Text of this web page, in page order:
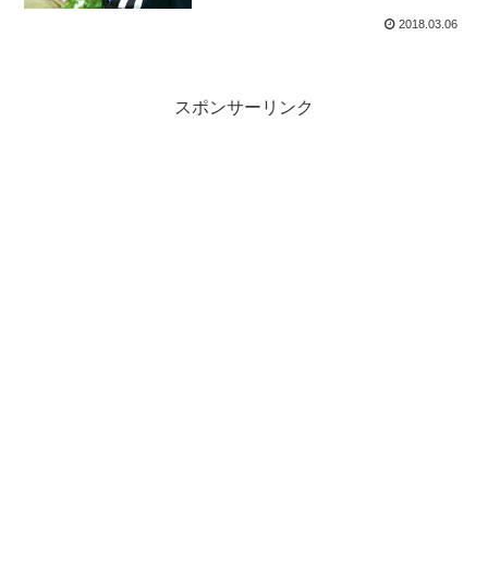
2018.03.06
スポンサーリンク